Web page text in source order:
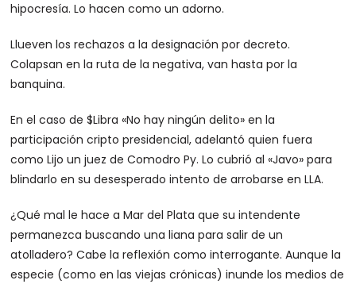
hipocresía. Lo hacen como un adorno.
Llueven los rechazos a la designación por decreto.
Colapsan en la ruta de la negativa, van hasta por la
banquina.
En el caso de $Libra «No hay ningún delito» en la
participación cripto presidencial, adelantó quien fuera
como Lijo un juez de Comodro Py. Lo cubrió al «Javo» para
blindarlo en su desesperado intento de arrobarse en LLA.
¿Qué mal le hace a Mar del Plata que su intendente
permanezca buscando una liana para salir de un
atolladero? Cabe la reflexión como interrogante. Aunque la
especie (como en las viejas crónicas) inunde los medios de